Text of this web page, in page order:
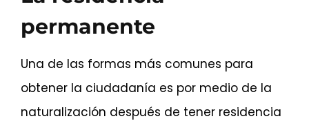
permanente
Una de las formas más comunes para
obtener la ciudadanía es por medio de la
naturalización después de tener residencia